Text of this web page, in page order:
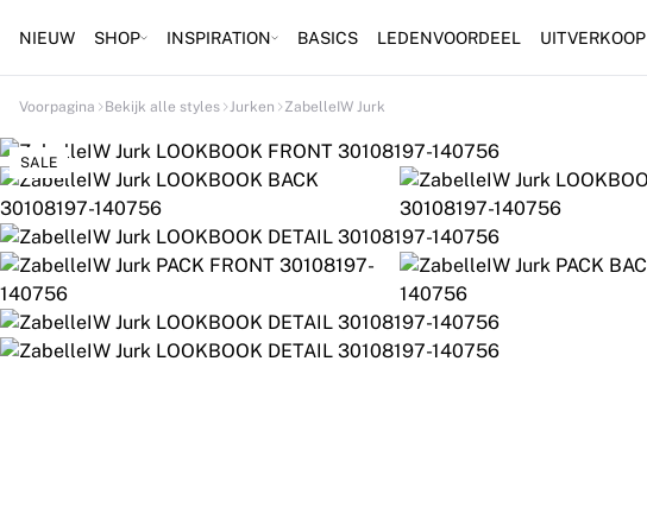
NIEUW SHOP INSPIRATION BASICS LEDENVOORDEEL UITVERKOOP
Voorpagina Bekijk alle styles Jurken ZabelleIW Jurk
SALE